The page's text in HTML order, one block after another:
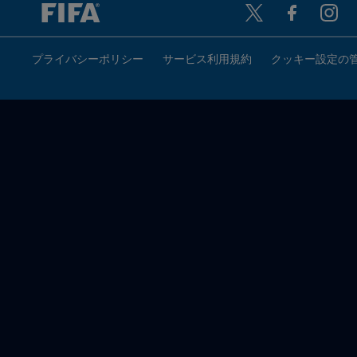
プライバシーポリシー サービス利用規約 クッキー設定の